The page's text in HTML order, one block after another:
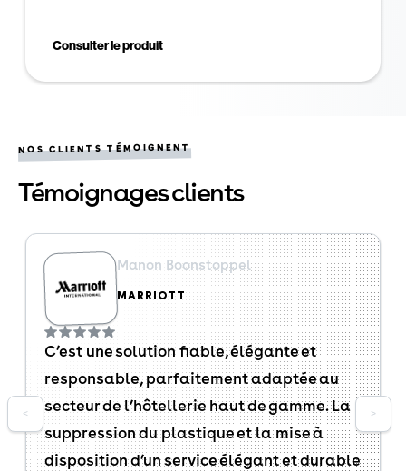
Consulter le produit
NOS CLIENTS TÉMOIGNENT
Témoignages clients
Manon Boonstoppel
MARRIOTT
C’est une solution fiable, élégante et
responsable, parfaitement adaptée au
secteur de l’hôtellerie haut de gamme. La
suppression du plastique et la mise à
disposition d’un service élégant et durable
< >